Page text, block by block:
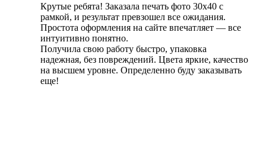
Крутые ребята! Заказала печать фото 30х40 с
рамкой, и результат превзошел все ожидания.
Простота оформления на сайте впечатляет — все
интуитивно понятно.
Получила свою работу быстро, упаковка
надежная, без повреждений. Цвета яркие, качество
на высшем уровне. Определенно буду заказывать
еще!